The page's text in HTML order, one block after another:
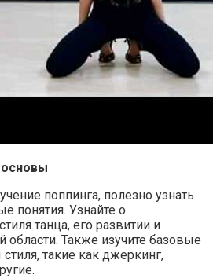
поппинга, полезно узнать
понятия. Узнайте о
танца, его развитии и
области. Также изучите базовые
такие как джеркинг,